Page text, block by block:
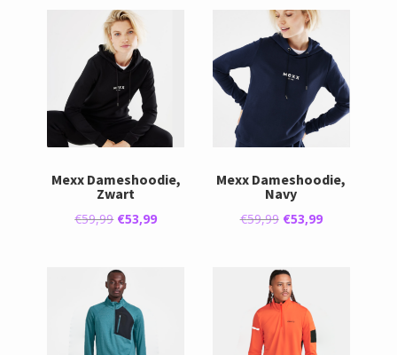
Mexx Dameshoodie,
Zwart
€59,99 Oorspronkelijke
€59,99.
€53,99Huidige
Mexx Dameshoodie,
Navy
€59,99 Oorspronkelijke
€59,99.
€53,99Huidige